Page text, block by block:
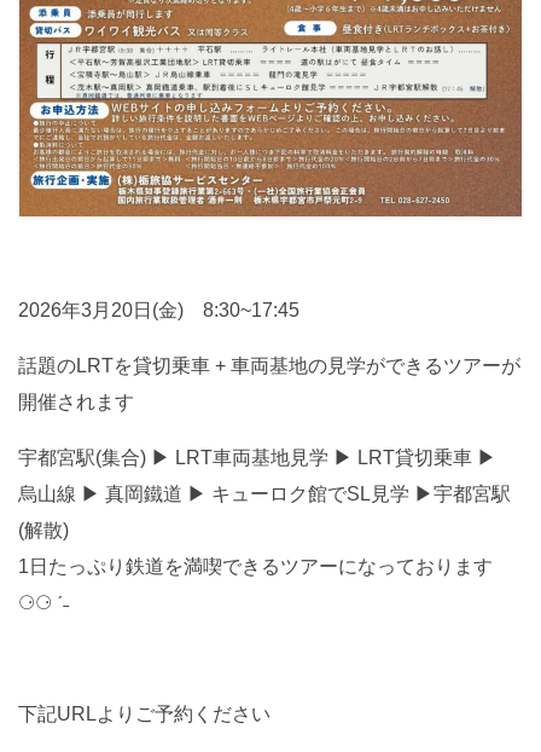
2026年3月20日(金) 8:30~17:45
話題のLRTを貸切乗車 + 車両基地の見学ができるツアーが
開催されます
宇都宮駅(集合) ▶︎ LRT車両基地見学 ▶︎ LRT貸切乗車 ▶︎
烏山線 ▶︎ 真岡鐵道 ▶︎ キューロク館でSL見学 ▶︎宇都宮駅
(解散)
1日たっぷり鉄道を満喫できるツアーになっております
⚆⚆ ˊ˗
下記URLよりご予約ください